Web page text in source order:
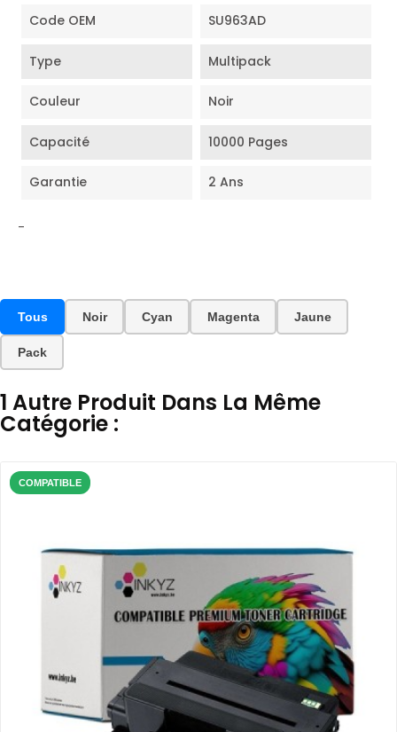
Code OEM SU963AD
Type Multipack
Couleur Noir
Capacité 10000 Pages
Garantie 2 Ans
-
Tous Noir Cyan Magenta Jaune
Pack
1 Autre Produit Dans La Même
Catégorie :
COMPATIBLE